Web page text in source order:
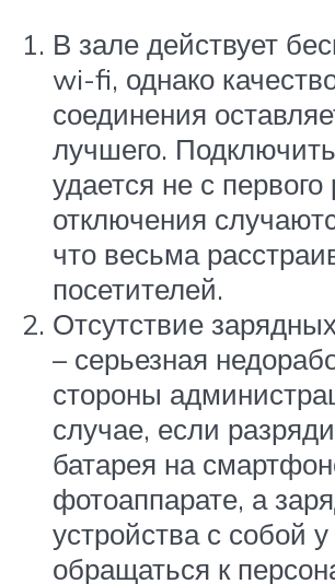
В зале действует
wi-fi, однако
соединения
лучшего.
удается не с первого
отключения
что весьма
посетителей.
Отсутствие
– серьезная
стороны
случае, если
батарея на
фотоаппарате, а
устройства с собой
обращаться к